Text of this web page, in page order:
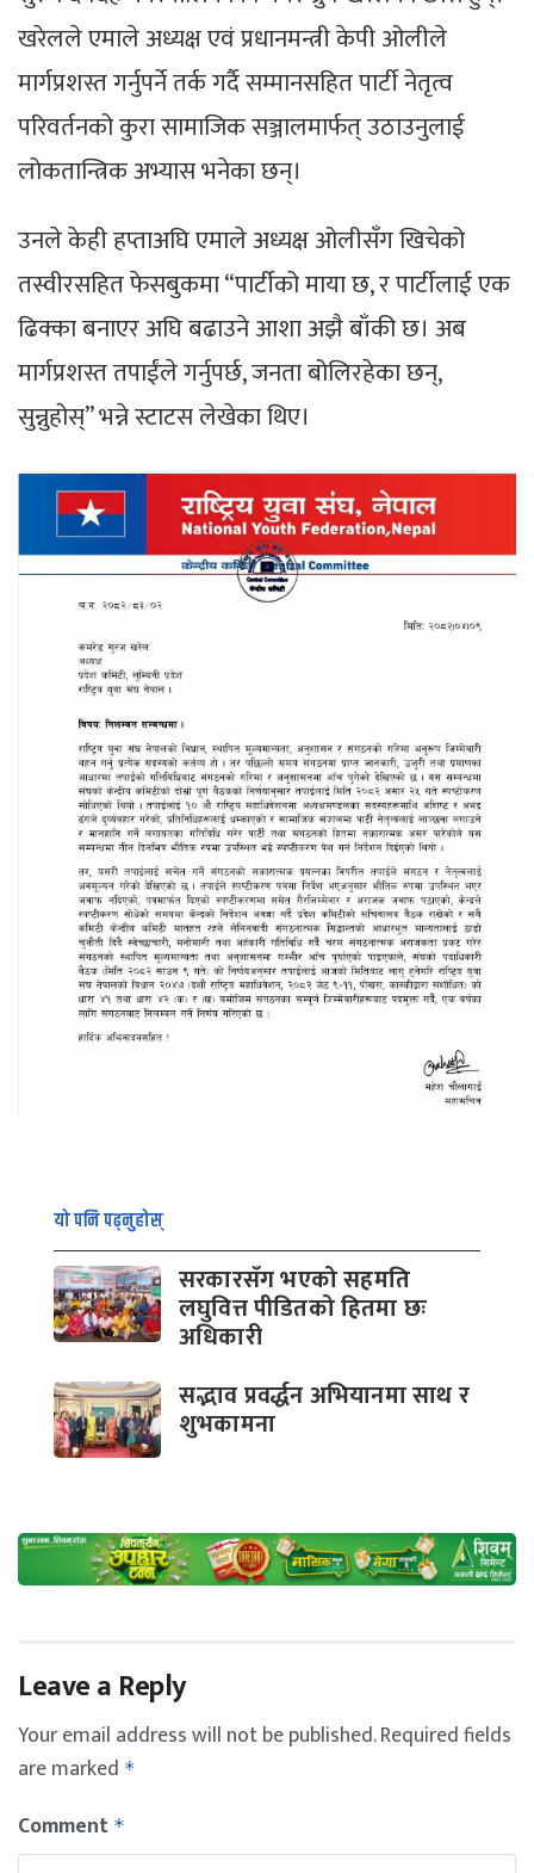
खरेलले एमाले अध्यक्ष एवं प्रधानमन्त्री केपी ओलीले
मार्गप्रशस्त गर्नुपर्ने तर्क गर्दै सम्मानसहित पार्टी नेतृत्व
परिवर्तनको कुरा सामाजिक सञ्जालमार्फत् उठाउनुलाई
लोकतान्त्रिक अभ्यास भनेका छन्।
उनले केही हप्ताअघि एमाले अध्यक्ष ओलीसँग खिचेको
तस्वीरसहित फेसबुकमा “पार्टीको माया छ, र पार्टीलाई एक
ढिक्का बनाएर अघि बढाउने आशा अझै बाँकी छ। अब
मार्गप्रशस्त तपाईंले गर्नुपर्छ, जनता बोलिरहेका छन्,
सुन्नुहोस्” भन्ने स्टाटस लेखेका थिए।
यो पनि पढ्नुहोस्
सरकारसँग भएको सहमति
लघुवित्त पीडितको हितमा छः
अधिकारी
सद्भाव प्रवर्द्धन अभियानमा साथ र
शुभकामना
Leave a Reply
Your email address will not be published.Required fields
are marked *
Comment *